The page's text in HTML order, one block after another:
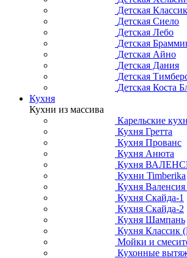
Детская Классик
Детская Сиело
Детская Лебо
Детская
Детская Айно
Детская Дания
Детская
Детская Коста
Кухня
Кухни из массива
Карельские
Кухня Гретта
Кухня Прованс
Кухня Анюта
Кухня
Кухни Timberika
Кухня Валенсия
Кухня Скайда-1
Кухня Скайда-2
Кухня Шампань
Кухня Классик
Мойки и
Кухонные